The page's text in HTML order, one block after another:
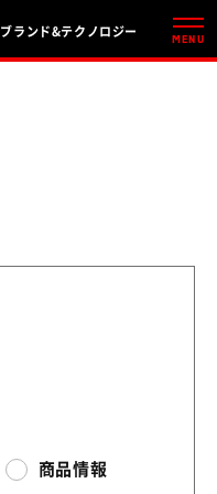
ブランド&テクノロジー
MENU
商品情報